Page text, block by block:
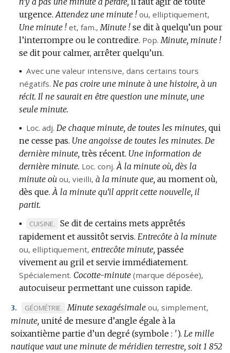
urgence. Attendez une minute ! ou, elliptiquement,
Une minute ! et, fam., Minute ! se dit à quelqu’un pour
l’interrompre ou le contredire. Pop. Minute, minute !
se dit pour calmer, arrêter quelqu’un.
▪ Avec une valeur intensive, dans certains tours
négatifs. Ne pas croire une minute à une histoire, à un
récit. Il ne saurait en être question une minute, une
seule minute.
▪ Loc. adj. De chaque minute, de toutes les minutes, qui
ne cesse pas. Une angoisse de toutes les minutes. De
dernière minute, très récent. Une information de
dernière minute. Loc. conj. À la minute où, dès la
minute où ou, vieilli, à la minute que, au moment où,
dès que. À la minute qu’il apprit cette nouvelle, il
partit.
▪
MARQUE
DE
DOMAINE
:
CUISINE.
Se dit de certains mets apprêtés
rapidement et aussitôt servis. Entrecôte à la minute
ou, elliptiquement, entrecôte minute, passée
vivement au gril et servie immédiatement.
Spécialement. Cocotte-minute (marque déposée),
autocuiseur permettant une cuisson rapide.
3.
MARQUE
DE
DOMAINE
:
GÉOMÉTRIE. Minute sexagésimale ou, simplement,
minute, unité de mesure d’angle égale à la
soixantième partie d’un degré (symbole : ′). Le mille
nautique vaut une minute de méridien terrestre, soit 1 852